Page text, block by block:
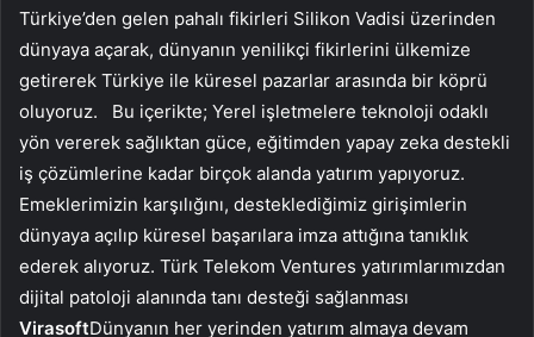
Türkiye’den gelen pahalı fikirleri Silikon Vadisi üzerinden
dünyaya açarak, dünyanın yenilikçi fikirlerini ülkemize
getirerek Türkiye ile küresel pazarlar arasında bir köprü
oluyoruz.
Bu içerikte; Yerel işletmelere teknoloji odaklı
yön vererek sağlıktan güce, eğitimden yapay zeka destekli
iş çözümlerine kadar birçok alanda yatırım yapıyoruz.
Emeklerimizin karşılığını, desteklediğimiz girişimlerin
dünyaya açılıp küresel başarılara imza attığına tanıklık
ederek alıyoruz. Türk Telekom Ventures yatırımlarımızdan
dijital patoloji alanında tanı desteği sağlanması
VirasoftDünyanın her yerinden yatırım almaya devam